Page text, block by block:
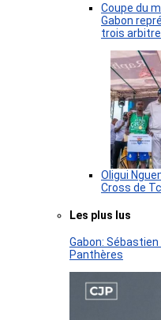
Coupe du
Gabon
trois
Oligui
Cross de
Les plus lus
Gabon:
Panthères